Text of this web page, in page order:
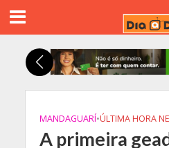
MANDAGUARÍ•ÚLTIMA HORA
A primeira